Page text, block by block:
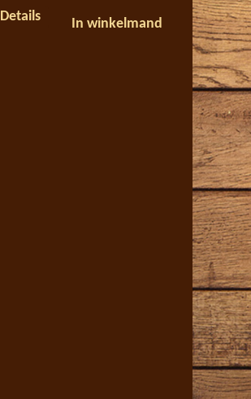
Details
In winkelmand